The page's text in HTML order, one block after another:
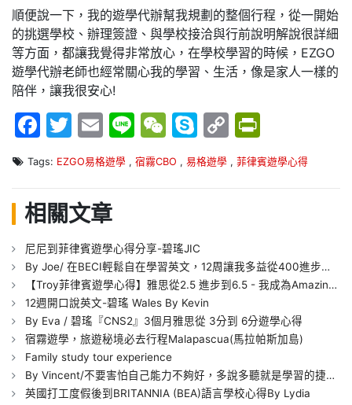
順便說一下，我的遊學代辦幫我規劃的整個行程，從一開始
的挑選學校、辦理簽證、與學校接洽與行前說明解說很詳細
等方面，都讓我覺得非常放心，在學校學習的時候，EZGO
遊學代辦老師也經常關心我的學習、生活，像是家人一樣的
陪伴，讓我很安心!
Facebook
Twitter
Email
LineWeChat
Skype
Copy
Link
Tags: EZGO易格遊學 ,宿霧CBO ,易格遊學 ,菲律賓遊學心得
相關文章
尼尼到菲律賓遊學心得分享-碧瑤JIC
By Joe/ 在BECI輕鬆自在學習英文，12周讓我多益從400進步到800
【Troy菲律賓遊學心得】雅思從2.5 進步到6.5 - 我成為Amazing Talker的英文老師了!
12週開口說英文-碧瑤 Wales By Kevin
By Eva / 碧瑤『CNS2』3個月雅思從 3分到 6分遊學心得
宿霧遊學，旅遊秘境必去行程Malapascua(馬拉帕斯加島)
Family study tour experience
By Vincent/不要害怕自己能力不夠好，多說多聽就是學習的捷徑 BECI
英國打工度假後到BRITANNIA (BEA)語言學校心得By Lydia